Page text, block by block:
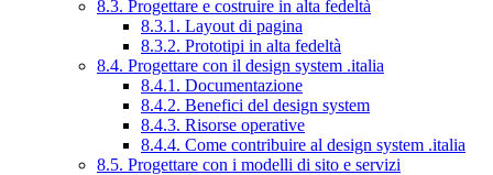
8.3. Progettare e costruire in alta fedeltà
8.3.1. Layout di pagina
8.3.2. Prototipi in alta fedeltà
8.4. Progettare con il design system .italia
8.4.1. Documentazione
8.4.2. Benefici del design system
8.4.3. Risorse operative
8.4.4. Come contribuire al design system .italia
8.5. Progettare con i modelli di sito e servizi